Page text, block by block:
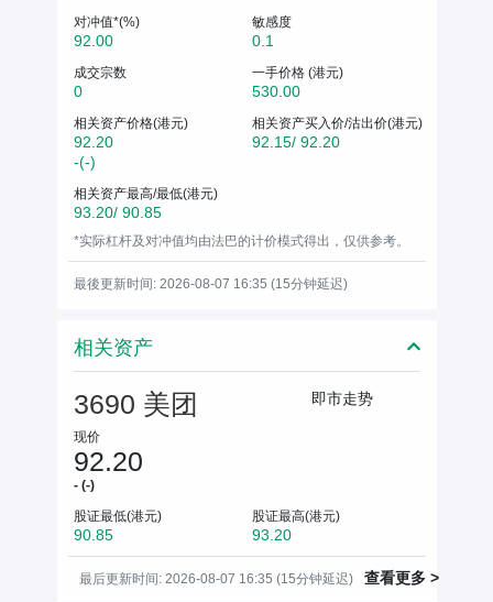
对冲值*(%)
92.00
敏感度
0.1
成交宗数
0
一手价格 (港元)
530.00
相关资产价格(港元)
92.20
-(-)
相关资产买入价/沽出价(港元)
92.15/ 92.20
相关资产最高/最低(港元)
93.20/ 90.85
*实际杠杆及对冲值均由法巴的计价模式得出，仅供参考。
最後更新时间: 2026-08-07 16:35 (15分钟延迟)
相关资产
3690 美团
现价
92.20
- (-)
即市走势
股证最低(港元)
90.85
股证最高(港元)
93.20
最后更新时间: 2026-08-07 16:35 (15分钟延迟) 查看更多 >